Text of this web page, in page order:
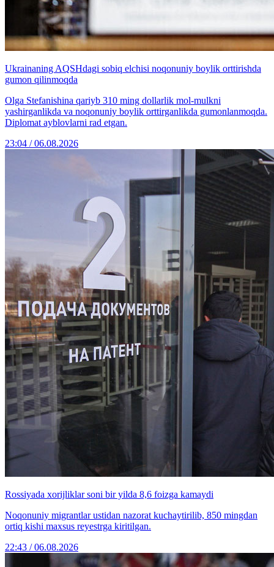
Ukrainaning AQSHdagi sobiq elchisi noqonuniy boylik orttirishda
gumon qilinmoqda
Olga Stefanishina qariyb 310 ming dollarlik mol-mulkni
yashirganlikda va noqonuniy boylik orttirganlikda gumonlanmoqda.
Diplomat ayblovlarni rad etgan.
23:04 / 06.08.2026
Rossiyada xorijliklar soni bir yilda 8,6 foizga kamaydi
Noqonuniy migrantlar ustidan nazorat kuchaytirilib, 850 mingdan
ortiq kishi maxsus reyestrga kiritilgan.
22:43 / 06.08.2026